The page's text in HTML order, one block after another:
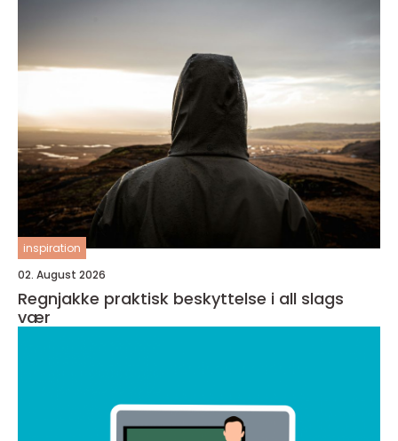
inspiration
02. August 2026
Regnjakke praktisk beskyttelse i all slags
vær